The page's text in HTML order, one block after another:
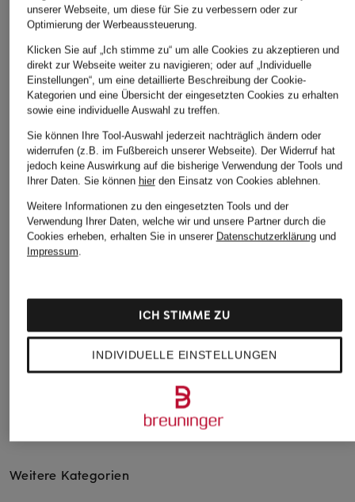
Rollkragenpullover
mit Glitzergarn
229,99 €
LUISA CERANO
Pullover mit Alpaka
369,95 €
Strickjacke
159 €
Weitere Kategorien
unserer Webseite, um diese für Sie zu verbessern oder zur
Optimierung der Werbeaussteuerung.
Klicken Sie auf „Ich stimme zu“ um alle Cookies zu akzeptieren und
direkt zur Webseite weiter zu navigieren; oder auf „Individuelle
Einstellungen“, um eine detaillierte Beschreibung der Cookie-
Kategorien und eine Übersicht der eingesetzten Cookies zu erhalten
sowie eine individuelle Auswahl zu treffen.
Sie können Ihre Tool-Auswahl jederzeit nachträglich ändern oder
widerrufen (z.B. im Fußbereich unserer Webseite). Der Widerruf hat
jedoch keine Auswirkung auf die bisherige Verwendung der Tools und
Ihrer Daten. Sie können hierden Einsatz von Cookies ablehnen.
Weitere Informationen zu den eingesetzten Tools und der
Verwendung Ihrer Daten, welche wir und unsere Partner durch die
Cookies erheben, erhalten Sie in unserer Datenschutzerklärungund
Impressum.
INDIVIDUELLE EINSTELLUNGEN
ICH STIMME ZU